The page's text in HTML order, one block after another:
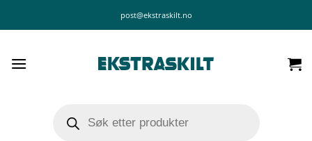
post@ekstraskilt.no
search